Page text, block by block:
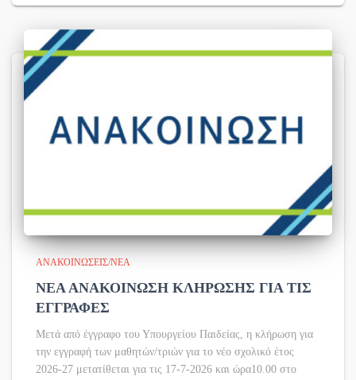
ΑΝΑΚΟΙΝΏΣΕΙΣ/ΝΈΑ
ΝΕΑ ΑΝΑΚΟΙΝΩΣΗ ΚΛΗΡΩΣΗΣ ΓΙΑ ΤΙΣ
ΕΓΓΡΑΦΕΣ
Μετά από έγγραφο του Υπουργείου Παιδείας, η κλήρωση για
την εγγραφή των μαθητών/τριών για το νέο σχολικό έτος
2026-27 μετατίθεται για τις 17-7-2026 και ώρα10.00 στο